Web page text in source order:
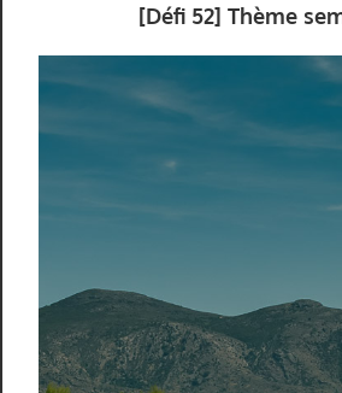
[Défi 52] Thème